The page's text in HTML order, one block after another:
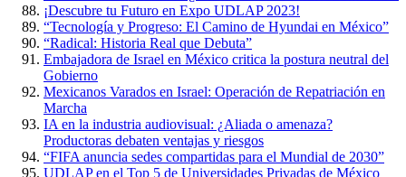
¡Descubre tu Futuro en Expo UDLAP 2023!
“Tecnología y Progreso: El Camino de Hyundai en México”
“Radical: Historia Real que Debuta”
Embajadora de Israel en México critica la postura neutral del
Gobierno
Mexicanos Varados en Israel: Operación de Repatriación en
Marcha
IA en la industria audiovisual: ¿Aliada o amenaza?
Productoras debaten ventajas y riesgos
“FIFA anuncia sedes compartidas para el Mundial de 2030”
UDLAP en el Top 5 de Universidades Privadas de México